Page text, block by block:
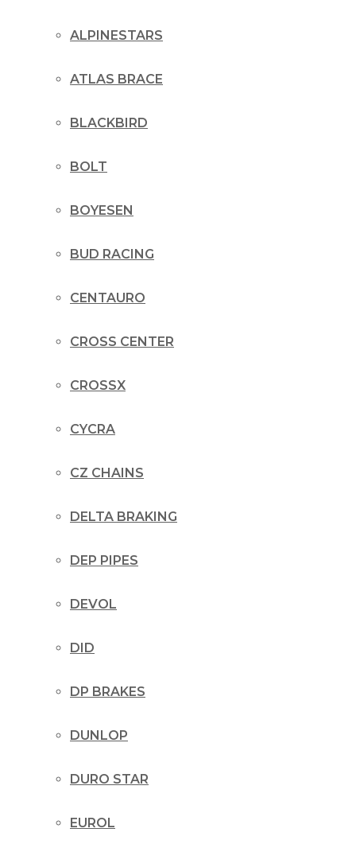
ALPINESTARS
ATLAS BRACE
BLACKBIRD
BOLT
BOYESEN
BUD RACING
CENTAURO
CROSS CENTER
CROSSX
CYCRA
CZ CHAINS
DELTA BRAKING
DEP PIPES
DEVOL
DID
DP BRAKES
DUNLOP
DURO STAR
EUROL